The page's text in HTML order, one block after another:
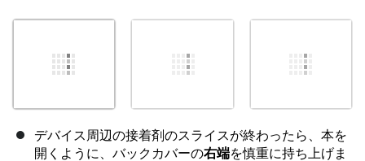
デバイス周辺の接着剤のスライスが終わったら、本を
開くように、バックカバーの右端を慎重に持ち上げま